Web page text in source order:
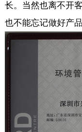
长。当然也离不开
也不能忘记做好产